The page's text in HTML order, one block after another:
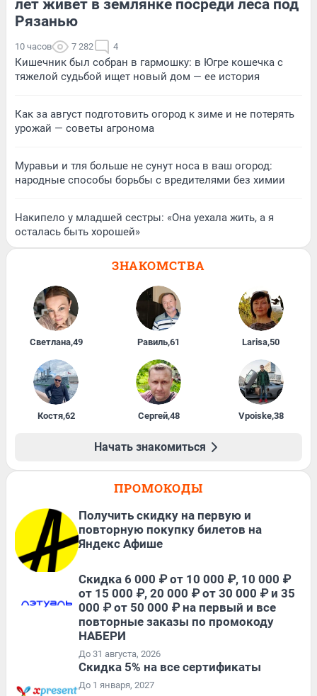
лет живет в землянке посреди леса под
Рязанью
10 часов 7 282 4
Кишечник был собран в гармошку: в Югре кошечка с
тяжелой судьбой ищет новый дом — ее история
Как за август подготовить огород к зиме и не потерять
урожай — советы агронома
Муравьи и тля больше не сунут носа в ваш огород:
народные способы борьбы с вредителями без химии
Накипело у младшей сестры: «Она уехала жить, а я
осталась быть хорошей»
ЗНАКОМСТВА
Светлана,49 Равиль,61 Larisa,50
Костя,62 Сергей,48 Vpoiske,38
Начать знакомиться
ПРОМОКОДЫ
Получить скидку на первую и
повторную покупку билетов на
Яндекс Афише
Скидка 6 000 ₽ от 10 000 ₽, 10 000 ₽
от 15 000 ₽, 20 000 ₽ от 30 000 ₽ и 35
000 ₽ от 50 000 ₽ на первый и все
повторные заказы по промокоду
НАБЕРИ
До 31 августа, 2026
Скидка 5% на все сертификаты
До 1 января, 2027